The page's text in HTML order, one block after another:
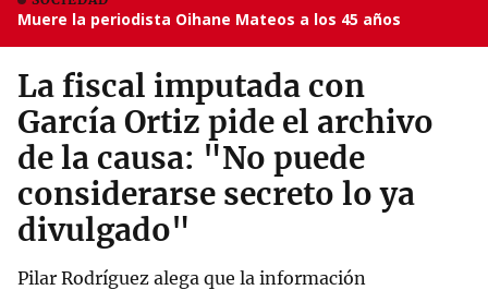
Muere la periodista Oihane Mateos a los 45 años
La fiscal imputada con
García Ortiz pide el archivo
de la causa: "No puede
considerarse secreto lo ya
divulgado"
Pilar Rodríguez alega que la información